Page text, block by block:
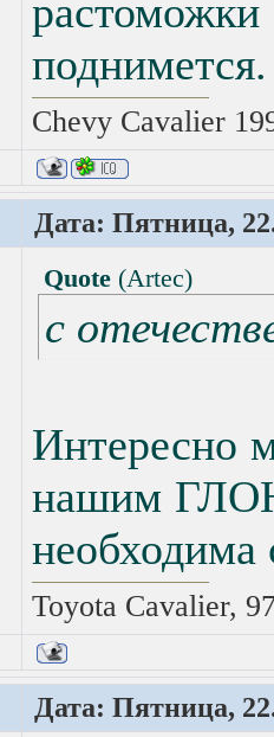
поднимется.
Chevy Cavalier
Дата: Пятница,
Quote (Artec)
с
Интересно
нашим
Toyota Cavalier,
Дата: Пятница,